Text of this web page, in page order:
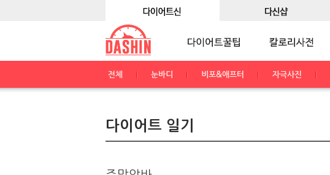
전체 눈바디 비포&애프터 자극사진
다이어트 일기